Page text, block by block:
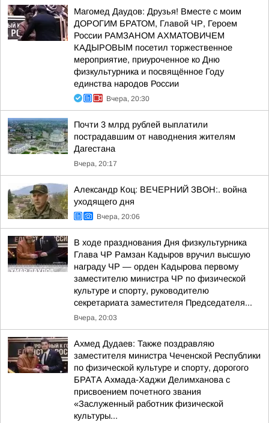
Магомед Даудов: Друзья! Вместе с моим
ДОРОГИМ БРАТОМ, Главой ЧР, Героем
России РАМЗАНОМ АХМАТОВИЧЕМ
КАДЫРОВЫМ посетил торжественное
мероприятие, приуроченное ко Дню
физкультурника и посвящённое Году
единства народов России
Вчера, 20:30
Почти 3 млрд рублей выплатили
пострадавшим от наводнения жителям
Дагестана
Вчера, 20:17
Александр Коц: ВЕЧЕРНИЙ ЗВОН:. война
уходящего дня
Вчера, 20:06
В ходе празднования Дня физкультурника
Глава ЧР Рамзан Кадыров вручил высшую
награду ЧР — орден Кадырова первому
заместителю министра ЧР по физической
культуре и спорту, руководителю
секретариата заместителя Председателя...
Вчера, 20:03
Ахмед Дудаев: Также поздравляю
заместителя министра Чеченской Республики
по физической культуре и спорту, дорогого
БРАТА Ахмада-Хаджи Делимханова с
присвоением почетного звания
«Заслуженный работник физической
культуры...